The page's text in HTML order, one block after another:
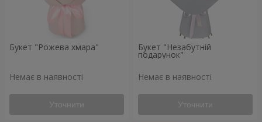
Букет "Рожева хмара"
Немає в наявності
Уточнити
Букет "Незабутній
подарунок"
Немає в наявності
Уточнити